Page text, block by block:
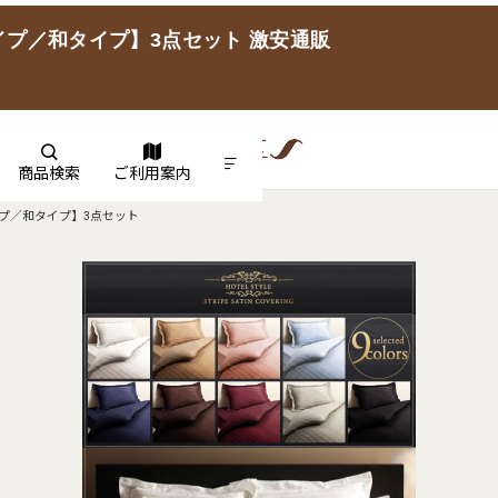
／和タイプ】3点セット 激安通販
商品検索 ご利用案内
／和タイプ】3点セット